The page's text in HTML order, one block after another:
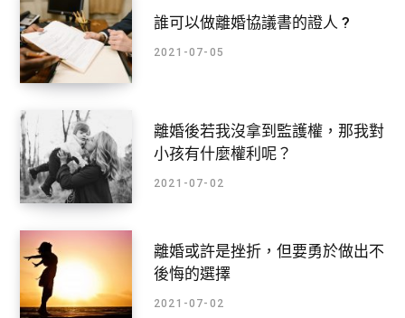
誰可以做離婚協議書的證人 ?
2021-07-05
離婚後若我沒拿到監護權，那我對
小孩有什麼權利呢？
2021-07-02
離婚或許是挫折，但要勇於做出不
後悔的選擇
2021-07-02